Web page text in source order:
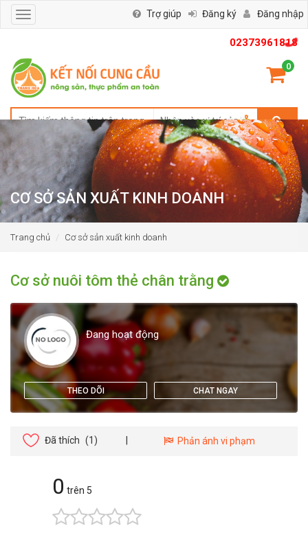
02373961818
0
Toggle
navigation
Trợ giúp Đăng ký Đăng nhập
CƠ SỞ SẢN XUẤT KINH DOANH
Trang chủ Cơ sở sản xuất kinh doanh
Cơ sở nuôi tôm thẻ chân trằng
Đang hoạt động
THEO DÕI CHAT NGAY
Đã thích (1) Phản ánh vi phạm
0 trên 5